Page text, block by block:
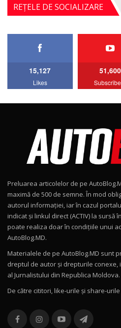
5
4MATIC V223) /
27:33
AutoBlog.MD
15:08
Noul Geely EX2 /
15:22
Mercedes-AMG E
Drive
16:27
11
Noul Volvo ES90
12
Noul MG HS /
16:48
13
combină
36:08
REȚELE DE SOCIALIZARE
15,127
Likes
51,600
Preluarea articolelor de pe
maximă de 500 de semne. În mod
autorul informației, iar în cazul
indicat și linkul direct (ACTIV) la sursă
poate realiza doar în condițiile unui
AutoBlog.MD.
Materialele de pe AutoBlog.MD sunt
dreptul de autor și drepturile conexe,
al Jurnalistului din Republica Moldova.
De către cititori, like-urile şi share-urile